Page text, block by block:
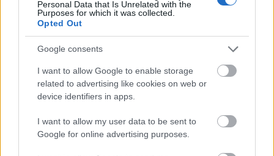
Personal Data that Is Unrelated with the
Purposes for which it was collected.
Opted Out
Google consents
I want to allow Google to enable storage
related to advertising like cookies on web or
device identifiers in apps.
I want to allow my user data to be sent to
Google for online advertising purposes.
Különleges kavicsfestés
salátaszárítóval, akár a
legkisebbekkel is +fotók
mokuspanna•2016. november 30.